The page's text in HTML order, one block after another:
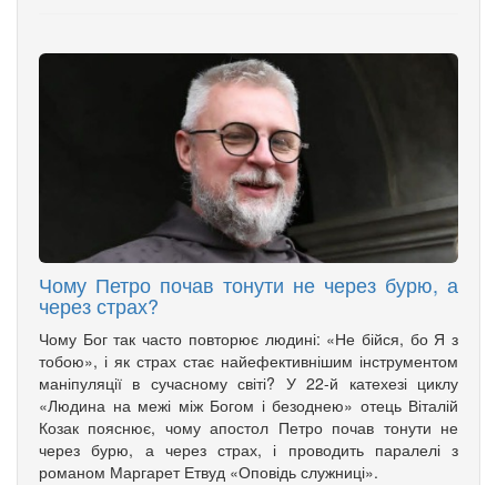
Чому Петро почав тонути не через бурю, а
через страх?
Чому Бог так часто повторює людині: «Не бійся, бо Я з
тобою», і як страх стає найефективнішим інструментом
маніпуляції в сучасному світі? У 22-й катехезі циклу
«Людина на межі між Богом і безоднею» отець Віталій
Козак пояснює, чому апостол Петро почав тонути не
через бурю, а через страх, і проводить паралелі з
романом Маргарет Етвуд «Оповідь служниці».